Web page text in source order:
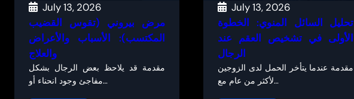
July 13, 2026
مرض بيروني (تقوس القضيب
المكتسب): الأسباب والأعراض
والعلاج
مقدمة قد يلاحظ بعض الرجال بشكل
مفاجئ وجود انحناء أو…
July 13, 2026
تحليل السائل المنوي: الخطوة
الأولى في تشخيص العقم عند
الرجال
مقدمة عندما يتأخر الحمل لدى الزوجين
لأكثر من عام مع…